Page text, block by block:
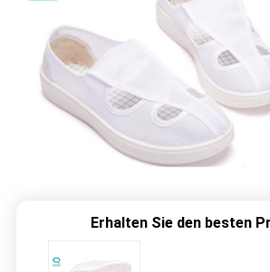
Erhalten Sie den besten